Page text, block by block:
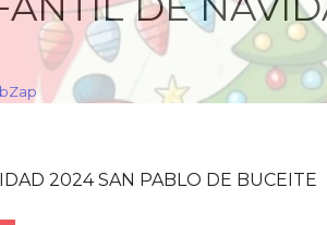
2024 SAN PABLO DE BUCEITE